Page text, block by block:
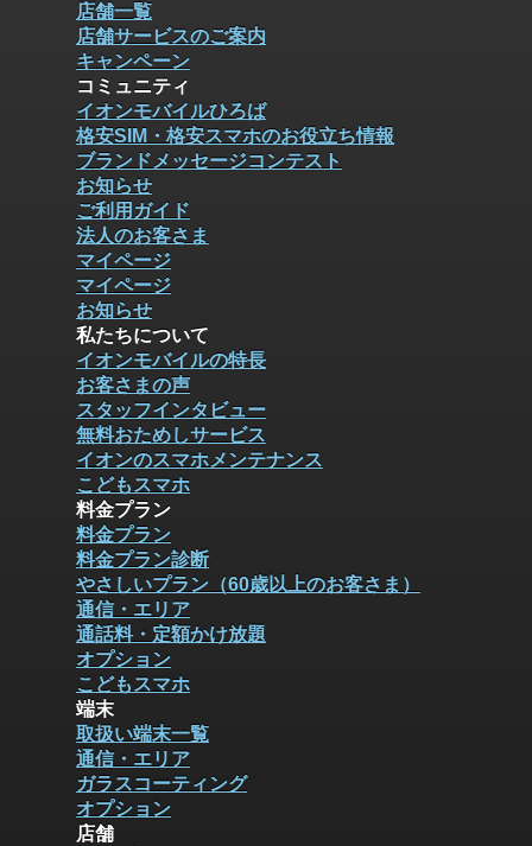
店舗一覧
店舗サービスのご案内
キャンペーン
コミュニティ
イオンモバイルひろば
格安SIM・格安スマホのお役立ち情報
ブランドメッセージコンテスト
お知らせ
ご利用ガイド
法人のお客さま
マイページ
マイページ
お知らせ
私たちについて
イオンモバイルの特長
お客さまの声
スタッフインタビュー
無料おためしサービス
イオンのスマホメンテナンス
こどもスマホ
料金プラン
料金プラン
料金プラン診断
やさしいプラン（60歳以上のお客さま）
通信・エリア
通話料・定額かけ放題
オプション
こどもスマホ
端末
取扱い端末一覧
通信・エリア
ガラスコーティング
オプション
店舗